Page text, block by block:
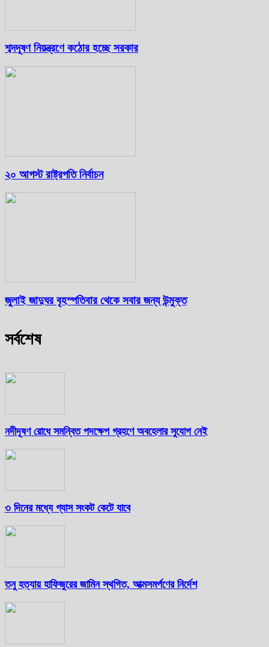
শব্দদূষণ নিয়ন্ত্রণে কঠোর হচ্ছে সরকার
২০ আগস্ট রাষ্ট্রপতি নির্বাচন
জুলাই জাদুঘর বৃহস্পতিবার থেকে সবার জন্য উন্মুক্ত
সর্বশেষ
নদীদূষণ রোধে সমন্বিত পদক্ষেপ গ্রহণে অবহেলার সুযোগ নেই
৩ দিনের মধ্যে গ্যাস সংকট কেটে যাবে
তনু হত্যায় হাফিজুরের জামিন স্থগিত, আত্মসমর্পণের নির্দেশ